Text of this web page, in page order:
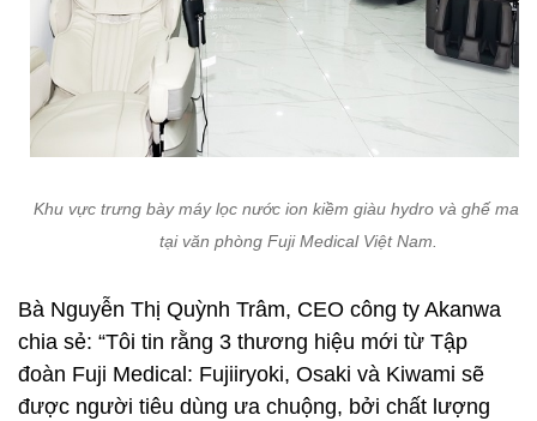
Khu vực trưng bày máy lọc nước ion kiềm giàu hydro và ghế
tại văn phòng Fuji Medical Việt Nam.
Bà Nguyễn Thị Quỳnh Trâm, CEO công ty Akanwa
chia sẻ: “Tôi tin rằng 3 thương hiệu mới từ Tập
đoàn Fuji Medical: Fujiiryoki, Osaki và Kiwami sẽ
được người tiêu dùng ưa chuộng, bởi chất lượng